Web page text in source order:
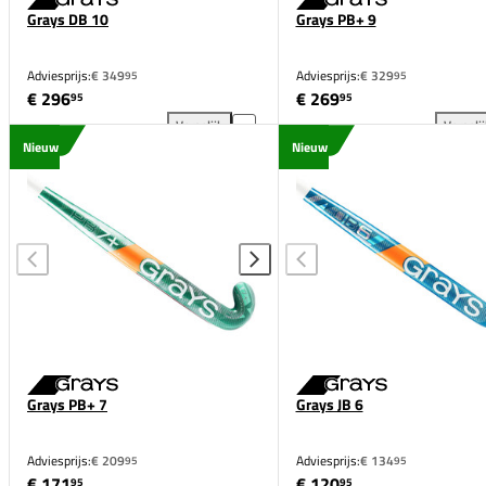
Grays DB 10
Adviesprijs:€ 34995
€ 29695
Vergelijk
Grays DB 10 toevoegen aan vergelijking
Grays PB+ 9
Adviesprijs:€ 32995
€ 26995
Nieuw
Grays PB+ 7
Adviesprijs:€ 20995
95
Nieuw
Grays JB 6
Adviesprijs:€ 13495
95